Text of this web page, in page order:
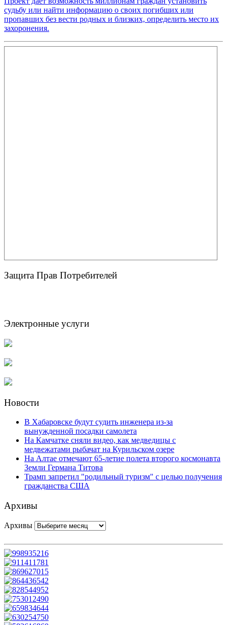
Защита Прав Потребителей
Электронные услуги
Новости
В Хабаровске будут судить инженера из-за
вынужденной посадки самолета
На Камчатке сняли видео, как медведицы с
медвежатами рыбачат на Курильском озере
На Алтае отмечают 65-летие полета второго космонавта
Земли Германа Титова
Трамп запретил "родильный туризм" с целью получения
гражданства США
Архивы
Архивы